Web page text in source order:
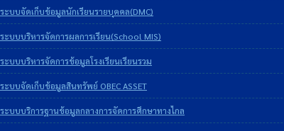
ระบบจัดเก็บข้อมูลนักเรียนรายบุคคล(DMC)
ระบบบริหารจัดการผลการเรียน(School MIS)
ระบบบริหารจัดการข้อมูลโรงเรียนเรียนรวม
ระบบจัดเก็บข้อมูลสินทรัพย์ OBEC ASSET
ระบบบริการฐานข้อมูลกลางการจัดการศึกษาทางไกล